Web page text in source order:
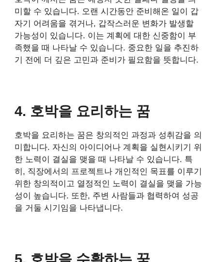
미할 수 있습니다. 오랜 시간동안 준비해온 일이 갑
자기 어려움을 겪거나, 갑작스러운 변화가 발생할
가능성이 있습니다. 이는 계획에 대한 신중함이 부
족했을 때 나타날 수 있습니다. 중요한 일을 추진하
기 전에 더 깊은 고민과 준비가 필요함을 뜻합니다.
4. 호박을 요리하는 꿈
호박을 요리하는 꿈은 창의적인 과정과 성취감을 의
미합니다. 자신의 아이디어나 계획을 실현시키기 위
한 노력이 결실을 맺을 때 나타날 수 있습니다. 특
히, 직장에서의 프로젝트나 개인적인 목표를 이루기
위한 창의적이고 열정적인 노력이 결실을 맺을 가능
성이 높습니다. 또한, 주변 사람들과 협력하여 성공
을 거둘 시기임을 나타냅니다.